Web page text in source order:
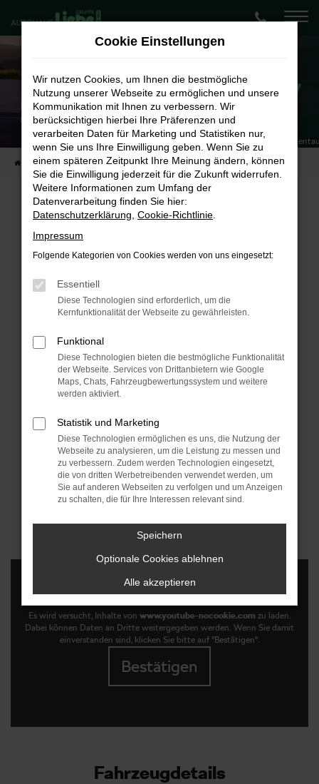
Zum
Hauptinhalt
springen
Škoda Peaq 90
✨ 100% Elektrisch - 100%
Energieverbrauch kombiniert 15,3 kWh/100 km | CO₂-Emission kombiniert: 0 g/km* | CO₂-Klasse: A
Startseite Neukundenangebote Privat Škoda Peaq 90 Selection
Škoda Peaq 90 Selection
✨ JETZT bis zu 6.000,-€ E-Auto-
Förderung sichern! ✨
FAHRZEUGDETAILS
JETZT ANFRAGEN
Škoda Peaq
✨ Weltpremiere ✨
Es wird versucht, Inhalte von www.youtube-nocookie.com zu laden.
Dabei können Daten an Dritte weitergegeben werden. Wenn Sie damit
einverstanden sind, klicken Sie bitte auf "Bestätigen".
Bestätigen
Fahrzeugdetails
Cookie Einstellungen
Wir nutzen Cookies, um Ihnen die bestmögliche
Nutzung unserer Webseite zu ermöglichen und unsere
Kommunikation mit Ihnen zu verbessern. Wir
berücksichtigen hierbei Ihre Präferenzen und
verarbeiten Daten für Marketing und Statistiken nur,
wenn Sie uns Ihre Einwilligung geben. Wenn Sie zu
einem späteren Zeitpunkt Ihre Meinung ändern, können
Sie die Einwilligung jederzeit für die Zukunft widerrufen.
Weitere Informationen zum Umfang der
Datenverarbeitung finden Sie hier:
Datenschutzerklärung Cookie-Richtlinie
Impressum
Folgende Kategorien von Cookies werden von uns eingesetzt:
Essentiell
Diese Technologien sind erforderlich, um die
Kernfunktionalität der Webseite zu gewährleisten.
Funktional
Diese Technologien bieten die bestmögliche Funktionalität
der Webseite. Services von Drittanbietern wie Google
Maps, Chats, Fahrzeugbewertungssystem und weitere
werden aktiviert.
Statistik und Marketing
Diese Technologien ermöglichen es uns, die Nutzung der
Webseite zu analysieren, um die Leistung zu messen und
zu verbessern. Zudem werden Technologien eingesetzt,
die von dritten Werbetreibenden verwendet werden, um
Sie auf anderen Webseiten zu verfolgen und um Anzeigen
zu schalten, die für Ihre Interessen relevant sind.
Speichern
Optionale Cookies ablehnen
Alle akzeptieren